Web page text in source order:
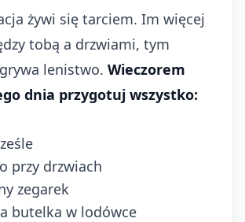
żywi się tarciem. Im więcej
tobą a drzwiami, tym
lenistwo. Wieczorem
dnia przygotuj wszystko:
przy drzwiach
zegarek
butelka w lodówce